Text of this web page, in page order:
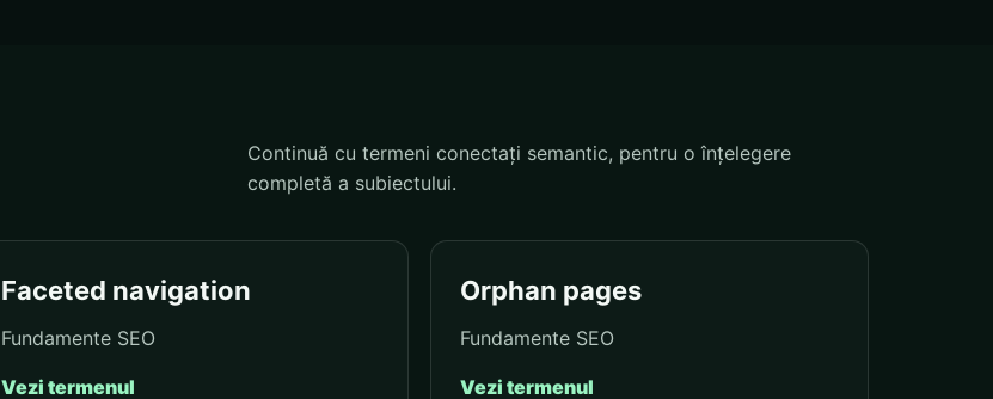
Continuă cu termeni conectați semantic, pentru o înțelegere
completă a subiectului.
Faceted navigation
Fundamente SEO
Vezi termenul
Orphan pages
Fundamente SEO
Vezi termenul